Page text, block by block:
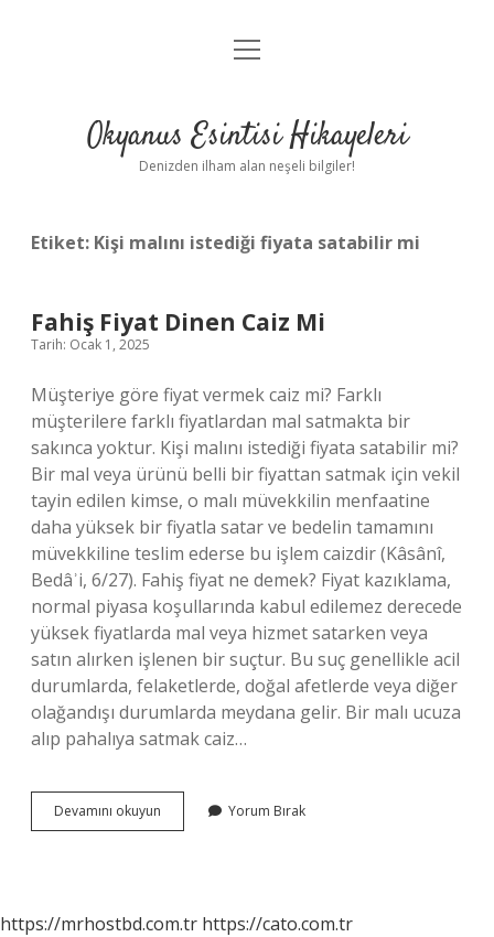
Anasayfa
Yasal Uyarı
menüyü
Okyanus Esintisi Hikayeleri
Denizden ilham alan neşeli bilgiler!
Etiket: Kişi malını istediği fiyata satabilir mi
Fahiş Fiyat Dinen Caiz Mi
Tarih: Ocak 1, 2025
Müşteriye göre fiyat vermek caiz mi? Farklı
müşterilere farklı fiyatlardan mal satmakta bir
sakınca yoktur. Kişi malını istediği fiyata satabilir mi?
Bir mal veya ürünü belli bir fiyattan satmak için vekil
tayin edilen kimse, o malı müvekkilin menfaatine
daha yüksek bir fiyatla satar ve bedelin tamamını
müvekkiline teslim ederse bu işlem caizdir (Kâsânî,
Bedâʾi, 6/27). Fahiş fiyat ne demek? Fiyat kazıklama,
normal piyasa koşullarında kabul edilemez derecede
yüksek fiyatlarda mal veya hizmet satarken veya
satın alırken işlenen bir suçtur. Bu suç genellikle acil
durumlarda, felaketlerde, doğal afetlerde veya diğer
olağandışı durumlarda meydana gelir. Bir malı ucuza
alıp pahalıya satmak caiz…
Devamını okuyun
Fiyat
Yorum Bırak
https://mrhostbd.com.tr https://cato.com.tr